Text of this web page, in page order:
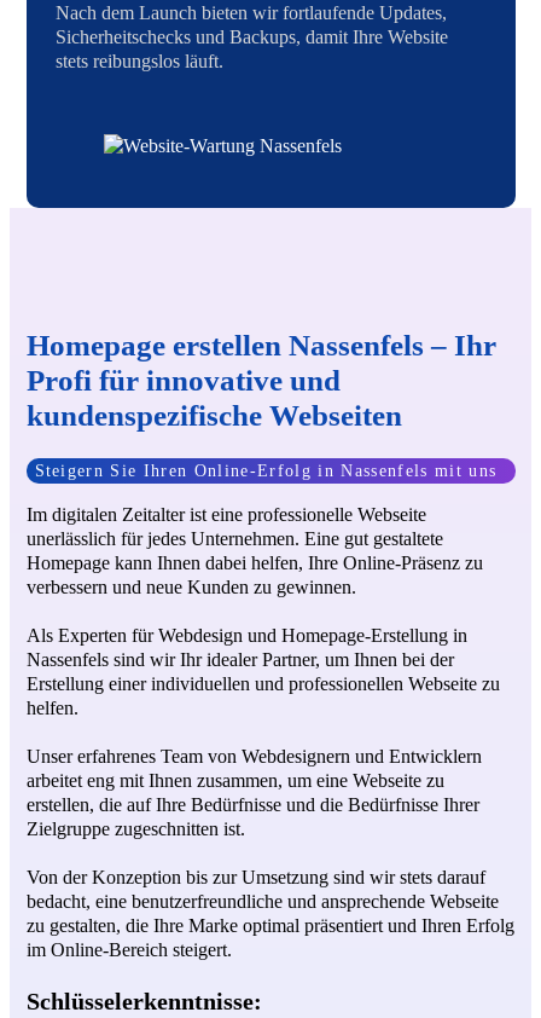
Nach dem Launch bieten wir fortlaufende Updates,
Sicherheitschecks und Backups, damit Ihre Website
stets reibungslos läuft.
Homepage erstellen Nassenfels – Ihr
Profi für innovative und
kundenspezifische Webseiten
Steigern Sie Ihren Online-Erfolg in Nassenfels mit uns
Im digitalen Zeitalter ist eine professionelle Webseite
unerlässlich für jedes Unternehmen. Eine gut gestaltete
Homepage kann Ihnen dabei helfen, Ihre Online-Präsenz zu
verbessern und neue Kunden zu gewinnen.
Als Experten für Webdesign und Homepage-Erstellung in
Nassenfels sind wir Ihr idealer Partner, um Ihnen bei der
Erstellung einer individuellen und professionellen Webseite zu
helfen.
Unser erfahrenes Team von Webdesignern und Entwicklern
arbeitet eng mit Ihnen zusammen, um eine Webseite zu
erstellen, die auf Ihre Bedürfnisse und die Bedürfnisse Ihrer
Zielgruppe zugeschnitten ist.
Von der Konzeption bis zur Umsetzung sind wir stets darauf
bedacht, eine benutzerfreundliche und ansprechende Webseite
zu gestalten, die Ihre Marke optimal präsentiert und Ihren Erfolg
im Online-Bereich steigert.
Schlüsselerkenntnisse: